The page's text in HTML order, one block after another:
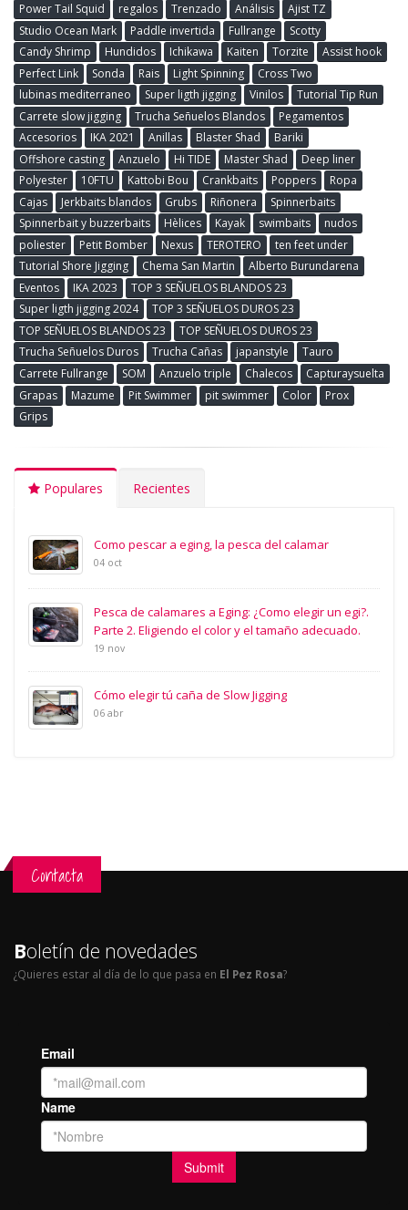
Power Tail Squid
regalos Trenzado Análisis
Ajist TZ
Studio Ocean Mark
Paddle invertida Fullrange
Scotty
Candy Shrimp
Hundidos Ichikawa Kaiten Torzite
Assist hook
Perfect Link
Sonda Rais Light Spinning
Cross Two
lubinas mediterraneo
Super ligth jigging Vinilos
Tutorial Tip Run
Carrete slow jigging
Trucha Señuelos Blandos
Pegamentos
Accesorios
IKA 2021 Anillas Blaster Shad
Bariki
Offshore casting
Anzuelo Hi TIDE Master Shad
Deep liner
Polyester
10FTU Kattobi Bou Crankbaits Poppers
Ropa
Cajas
Jerkbaits blandos Grubs Riñonera
Spinnerbaits
Spinnerbait y buzzerbaits
Hèlices Kayak swimbaits
nudos
poliester
Petit Bomber Nexus TEROTERO
ten feet under
Tutorial Shore Jigging
Chema San Martin
Alberto Burundarena
Eventos
IKA 2023
TOP 3 SEÑUELOS BLANDOS 23
Super ligth jigging 2024
TOP 3 SEÑUELOS DUROS 23
TOP SEÑUELOS BLANDOS 23
TOP SEÑUELOS DUROS 23
Trucha Señuelos Duros
Trucha Cañas japanstyle
Tauro
Carrete Fullrange
SOM Anzuelo triple Chalecos
Capturaysuelta
Grapas
Mazume Pit Swimmer pit swimmer Color
Prox
Grips
Populares Recientes
Como pescar a eging, la pesca del calamar
04 oct
Pesca de calamares a Eging: ¿Como elegir un egi?.
Parte 2. Eligiendo el color y el tamaño adecuado.
19 nov
Cómo elegir tú caña de Slow Jigging
06 abr
Contacta
Boletín de novedades
¿Quieres estar al día de lo que pasa en El Pez Rosa?